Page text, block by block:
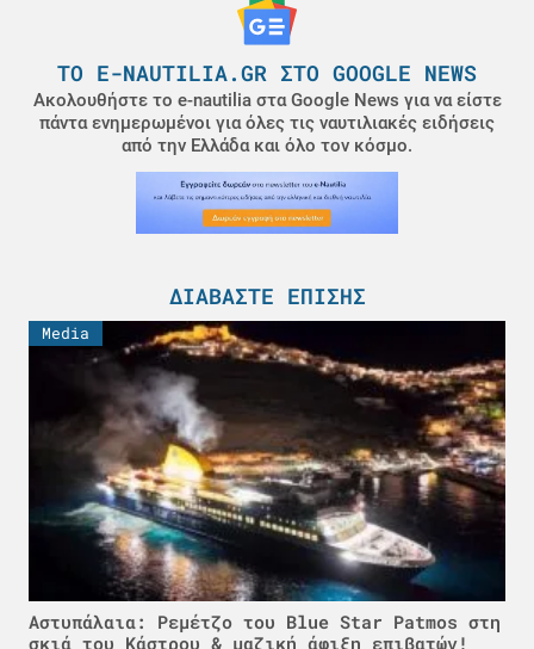
ΤΟ E-NAUTILIA.GR ΣΤΟ GOOGLE NEWS
Ακολουθήστε το e-nautilia στα Google News για να είστε
πάντα ενημερωμένοι για όλες τις ναυτιλιακές ειδήσεις
από την Ελλάδα και όλο τον κόσμο.
ΔΙΑΒΆΣΤΕ ΕΠΊΣΗΣ
Media
Αστυπάλαια: Ρεμέτζο του Blue Star Patmos στη
σκιά του Κάστρου & μαζική άφιξη επιβατών!